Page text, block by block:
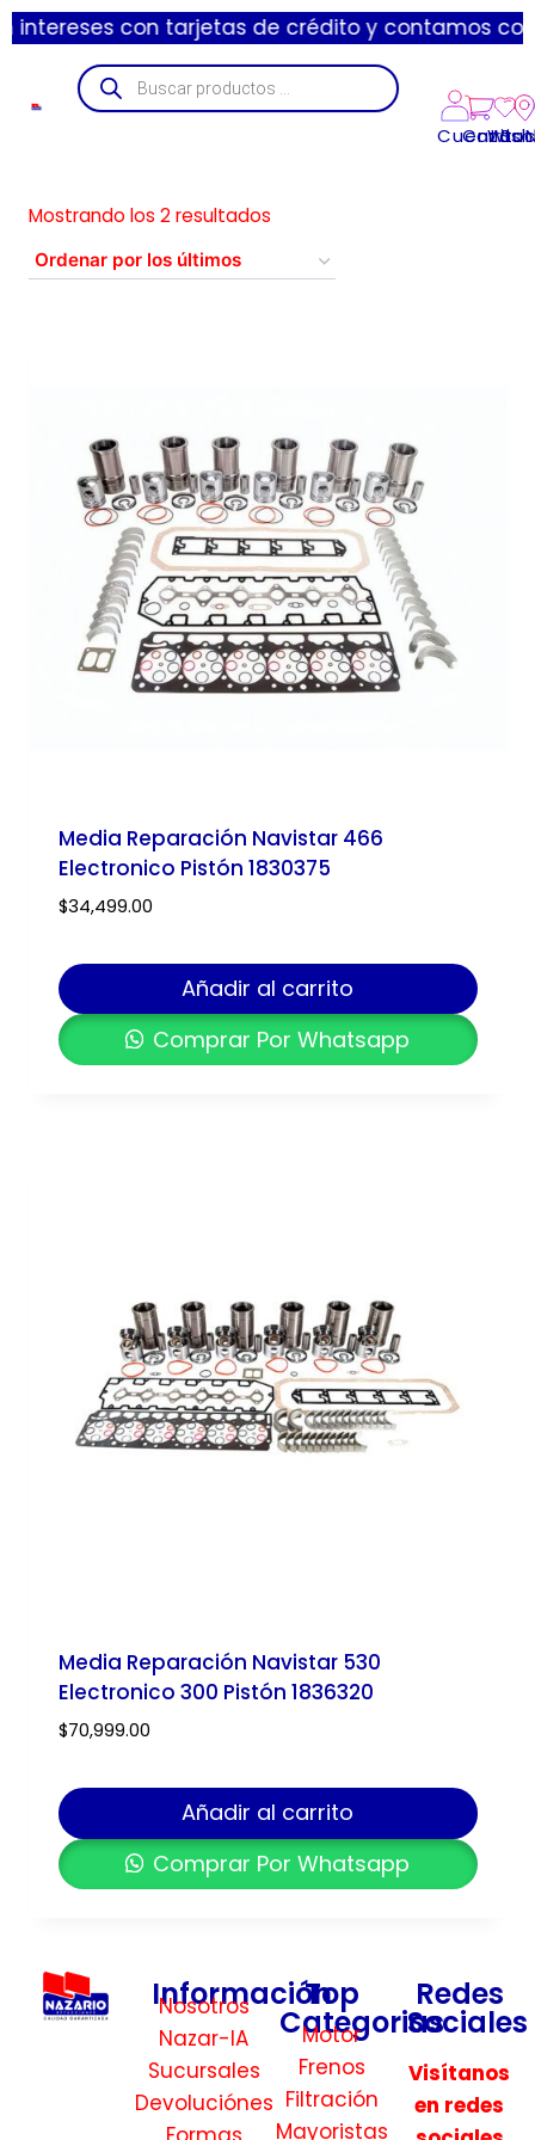
con tarjetas de crédito y contamos con
Cuenta
Carrito
Mostrando los 2 resultados
Media Reparación Navistar 466
Electronico Pistón 1830375
$34,499.00
Añadir al carrito
Comprar Por Whatsapp
Media Reparación Navistar 530
Electronico 300 Pistón 1836320
$70,999.00
Añadir al carrito
Comprar Por Whatsapp
Información
Nosotros
Nazar-IA
Sucursales
Devoluciónes
Top
Categorias
Motor
Frenos
Filtración
Mayoristas
Redes
Sociales
Visítanos
en redes